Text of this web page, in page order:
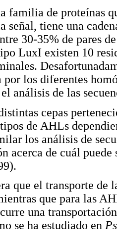
familia de proteínas
señal, tiene una
30-35% de pares
LuxI existen 10
por los diferentes
análisis de las
cepas
de AHLs
los análisis de
acerca de cuál puede
que el transporte de
que para las
una
se ha estudiado en